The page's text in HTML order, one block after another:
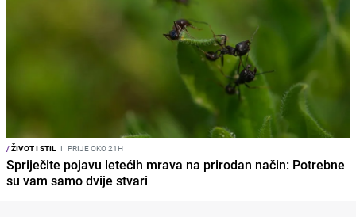
/ŽIVOT I STIL I PRIJE OKO 21H
Spriječite pojavu letećih mrava na prirodan način: Potrebne
su vam samo dvije stvari